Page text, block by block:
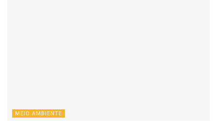
MEIO AMBIENTE